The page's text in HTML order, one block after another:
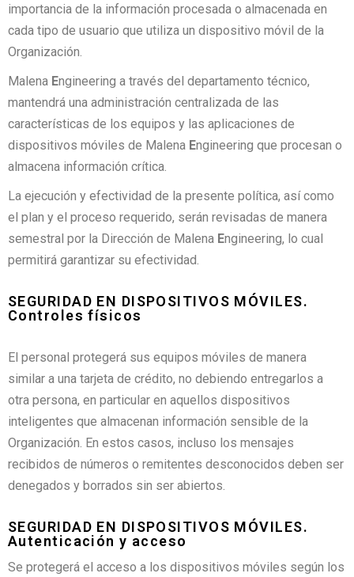
importancia de la información procesada o almacenada en
cada tipo de usuario que utiliza un dispositivo móvil de la
Organización.
Malena Engineering a través del departamento técnico,
mantendrá una administración centralizada de las
características de los equipos y las aplicaciones de
dispositivos móviles de Malena Engineering que procesan o
almacena información crítica.
La ejecución y efectividad de la presente política, así como
el plan y el proceso requerido, serán revisadas de manera
semestral por la Dirección de Malena Engineering, lo cual
permitirá garantizar su efectividad.
SEGURIDAD EN DISPOSITIVOS MÓVILES.
Controles físicos
El personal protegerá sus equipos móviles de manera
similar a una tarjeta de crédito, no debiendo entregarlos a
otra persona, en particular en aquellos dispositivos
inteligentes que almacenan información sensible de la
Organización. En estos casos, incluso los mensajes
recibidos de números o remitentes desconocidos deben ser
denegados y borrados sin ser abiertos.
SEGURIDAD EN DISPOSITIVOS MÓVILES.
Autenticación y acceso
Se protegerá el acceso a los dispositivos móviles según los